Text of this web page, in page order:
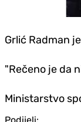
Grlić Radman
"Rečeno je da
Ministarstvo
Podijeli: